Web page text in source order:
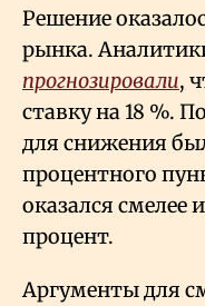
Решение
рынка.
прогнозировали,
ставку на 18 %.
для снижения
процентного
оказался смелее
процент.
Аргументы для